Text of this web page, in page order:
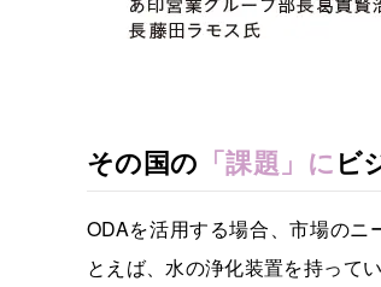
その国の 「課題」にビ
ODAを活用する場合、市場の
とえば、水の浄化装置を持って